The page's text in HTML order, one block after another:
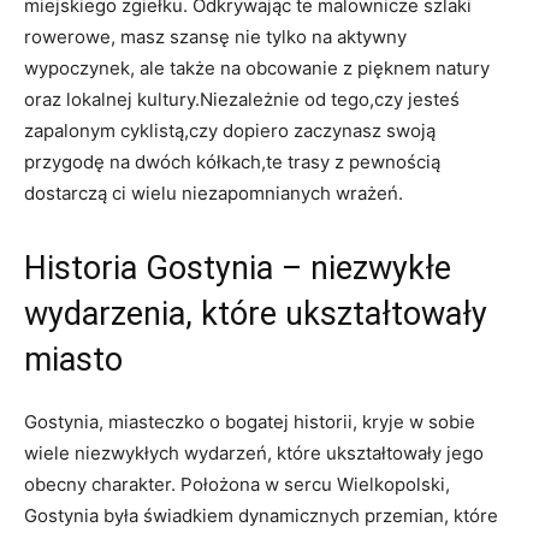
miejskiego zgiełku. Odkrywając⁢ te malownicze szlaki
rowerowe, masz szansę nie tylko‌ na aktywny
wypoczynek, ‍ale także na obcowanie z pięknem natury
oraz lokalnej kultury.Niezależnie od tego,czy jesteś
zapalonym cyklistą,czy⁢ dopiero zaczynasz swoją
⁣przygodę na dwóch kółkach,te trasy z pewnością⁤
dostarczą ci wielu niezapomnianych wrażeń.
Historia Gostynia – niezwykłe⁢
wydarzenia, które ukształtowały ​
miasto
Gostynia, ⁤miasteczko o bogatej historii, kryje w sobie
wiele niezwykłych​ wydarzeń, które ukształtowały jego‌
obecny charakter. Położona ⁤w sercu ⁢Wielkopolski,
Gostynia była świadkiem dynamicznych przemian, które